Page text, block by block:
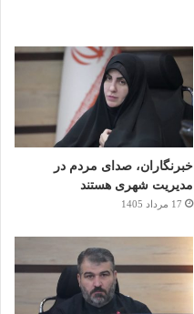
خبرنگاران، صدای مردم در
مدیریت شهری هستند
17 مرداد 1405